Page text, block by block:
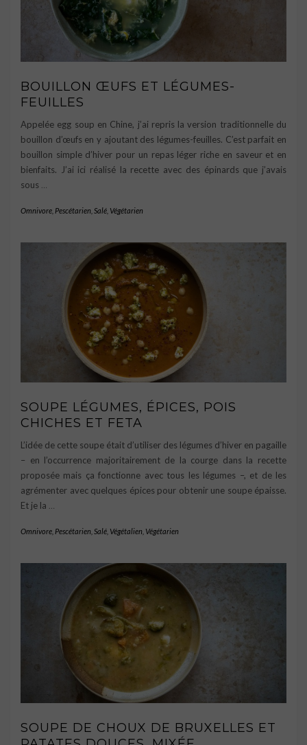
BOUILLON ŒUFS ET LÉGUMES-
FEUILLES
Appelée egg soup en Chine, j’ai repris la version traditionnelle du
bouillon d’œufs en y ajoutant des légumes-feuilles. C’est parfait en
bouillon simple d’hiver pour un repas léger riche en saveur et en
bienfaits. J’ai ici réalisé la recette avec des épinards que j’avais
sous
Omnivore Pescétarien Salé Végétarien
SOUPE LÉGUMES, ÉPICES, POIS
CHICHES ET FETA
L’idée de cette soupe était d’utiliser des légumes d’hiver en pagaille
– en l’occurrence majoritairement de la courge dans la recette
proposée mais ça fonctionne avec tous les légumes –, et de les
agrémenter avec quelques épices pour obtenir une soupe épaisse.
Et je la …
Omnivore Pescétarien Salé Végétalien Végétarien
SOUPE DE CHOUX DE BRUXELLES ET